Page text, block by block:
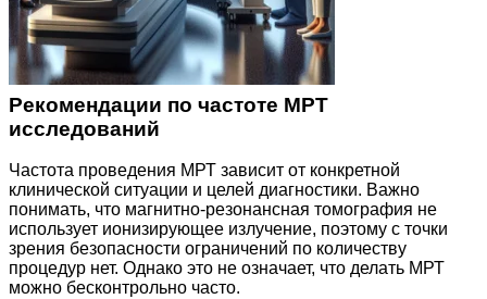
Рекомендации по частоте МРТ
исследований
Частота проведения МРТ зависит от конкретной
клинической ситуации и целей диагностики. Важно
понимать, что магнитно-резонансная томография не
использует ионизирующее излучение, поэтому с точки
зрения безопасности ограничений по количеству
процедур нет. Однако это не означает, что делать МРТ
можно бесконтрольно часто.